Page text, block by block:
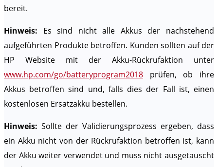
bereit.
Hinweis: Es sind nicht alle Akkus der nachstehend
aufgeführten Produkte betroffen. Kunden sollten auf der
HP Website mit der Akku-Rückrufaktion unter
www.hp.com/go/batteryprogram2018 prüfen, ob ihre
Akkus betroffen sind und, falls dies der Fall ist, einen
kostenlosen Ersatzakku bestellen.
Hinweis: Sollte der Validierungsprozess ergeben, dass
ein Akku nicht von der Rückrufaktion betroffen ist, kann
der Akku weiter verwendet und muss nicht ausgetauscht